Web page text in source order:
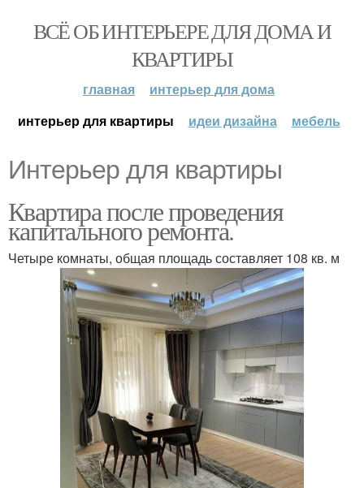
ВСЁ ОБ ИНТЕРЬЕРЕ ДЛЯ ДОМА И
КВАРТИРЫ
главная
интерьер для дома
интерьер для квартиры
идеи дизайна мебель
Интерьер для квартиры
Квартира после проведения
капитального ремонта.
Четыре комнаты, общая площадь составляет 108 кв. м